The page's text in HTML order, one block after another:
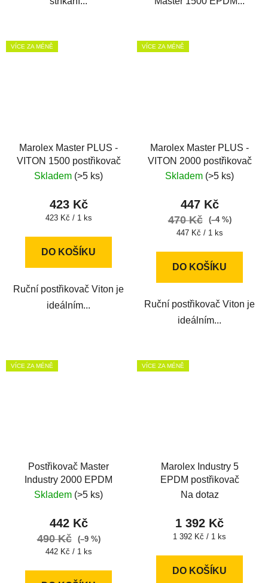
VÍCE ZA MÉNĚ
Marolex Master PLUS -
VITON 1500 postřikovač
Skladem (>5 ks)
423 Kč
Měrná
423 Kč / 1 ks
DO KOŠÍKU
Ruční postřikovač Viton je
ideálním...
VÍCE ZA MÉNĚ
Marolex Master PLUS -
VITON 2000 postřikovač
Skladem (>5 ks)
447 Kč
470 Kč
(–4 %)
Měrná
447 Kč / 1 ks
DO KOŠÍKU
Ruční postřikovač Viton je
ideálním...
VÍCE ZA MÉNĚ
Postřikovač Master
Industry 2000 EPDM
Skladem (>5 ks)
442 Kč
490 Kč
(–9 %)
Měrná
442 Kč / 1 ks
VÍCE ZA MÉNĚ
Marolex Industry 5
EPDM postřikovač
Na dotaz
1 392 Kč
Měrná
1 392 Kč / 1 ks
DO KOŠÍKU